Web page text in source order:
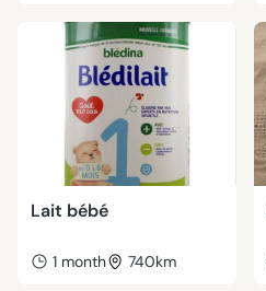
Lait bébé
1 month 740km